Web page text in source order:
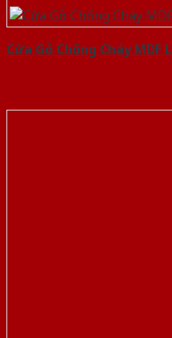
Cửa Gỗ Chống Cháy MDF